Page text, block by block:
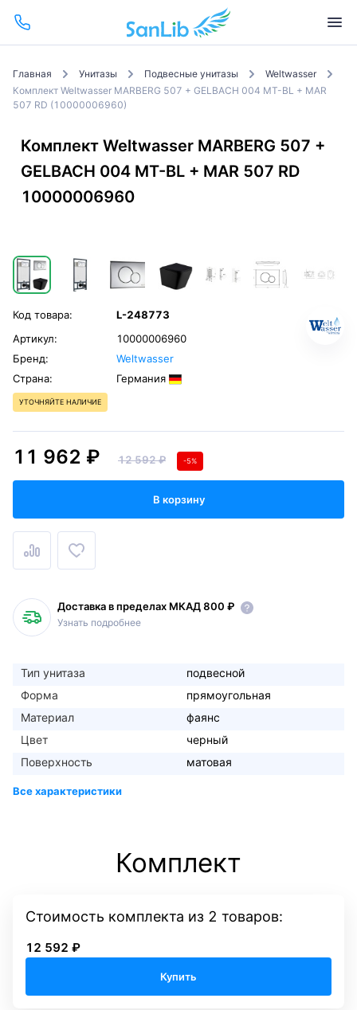
Главная Унитазы Подвесные унитазы
Weltwasser
Комплект Weltwasser MARBERG 507 + GELBACH 004 MT-BL + MAR
507 RD (10000006960)
Комплект Weltwasser MARBERG 507 +
GELBACH 004 MT-BL + MAR 507 RD
10000006960
Код товара:
L-248773
Артикул:
10000006960
Бренд:
Weltwasser
Страна:
Германия
УТОЧНЯЙТЕ НАЛИЧИЕ
11 962 ₽ 12 592 ₽ -5%
В корзину
Доставка в пределах МКАД 800 ₽
Узнать подробнее
Тип унитаза
подвесной
Форма
прямоугольная
Материал
фаянс
Цвет
черный
Поверхность
матовая
Комплект
Стоимость комплекта из 2 товаров:
12 592 ₽
Купить